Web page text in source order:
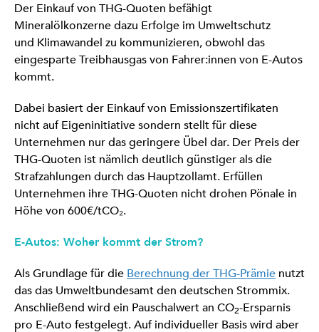
Der Einkauf von THG-Quoten befähigt
Mineralölkonzerne dazu Erfolge im Umweltschutz
und Klimawandel zu kommunizieren, obwohl das
eingesparte Treibhausgas von Fahrer:innen von E-Autos
kommt.
Dabei basiert der Einkauf von Emissionszertifikaten
nicht auf Eigeninitiative sondern stellt für diese
Unternehmen nur das geringere Übel dar. Der Preis der
THG-Quoten ist nämlich deutlich günstiger als die
Strafzahlungen durch das Hauptzollamt. Erfüllen
Unternehmen ihre THG-Quoten nicht drohen Pönale in
Höhe von 600€/tCO₂.
E-Autos: Woher kommt der Strom?
Als Grundlage für die Berechnung der THG-Prämie nutzt
das das Umweltbundesamt den deutschen Strommix.
Anschließend wird ein Pauschalwert an CO2-Ersparnis
pro E-Auto festgelegt. Auf individueller Basis wird aber